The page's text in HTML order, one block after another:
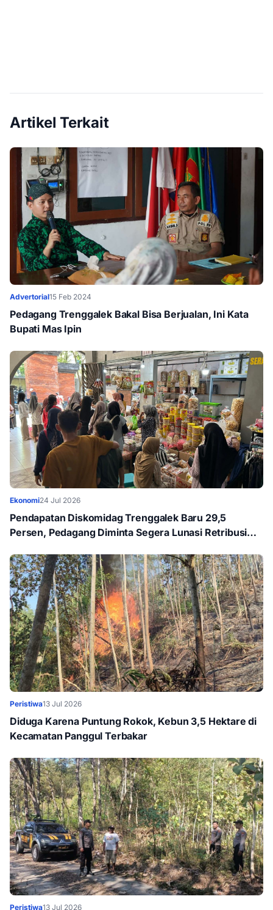
Artikel Terkait
Advertorial15 Feb 2024
Pedagang Trenggalek Bakal Bisa Berjualan, Ini Kata
Bupati Mas Ipin
Ekonomi24 Jul 2026
Pendapatan Diskomidag Trenggalek Baru 29,5
Persen, Pedagang Diminta Segera Lunasi Retribusi
Peristiwa13 Jul 2026
Diduga Karena Puntung Rokok, Kebun 3,5 Hektare di
Kecamatan Panggul Terbakar
Peristiwa13 Jul 2026